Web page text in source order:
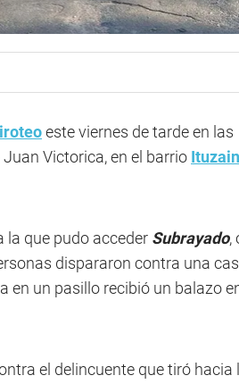
este viernes de tarde en las
Victorica, en el barrio
la que pudo acceder Subrayado,
dispararon contra una
en un pasillo recibió un balazo
el delincuente que tiró hacia